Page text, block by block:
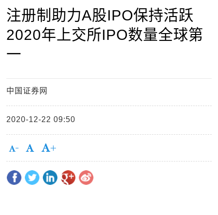
注册制助力A股IPO保持活跃
2020年上交所IPO数量全球第
一
中国证券网
2020-12-22 09:50